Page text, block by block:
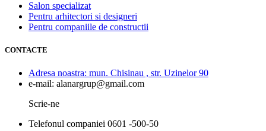
Salon specializat
Pentru arhitectori si designeri
Pentru companiile de constructii
CONTACTE
Adresa noastra: mun. Chisinau , str. Uzinelor 90
e-mail: alanargrup@gmail.com
Scrie-ne
Telefonul companiei 0601 -500-50